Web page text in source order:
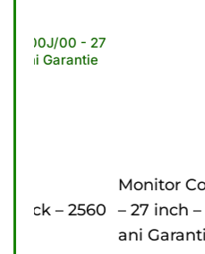
Monitor Consumer
– 27 inch – Black –
ani Garantie